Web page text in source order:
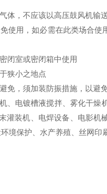
体，不应该以高压鼓风机输
使用，如必需在此类场合
闭室或密闭箱中使用
狭小之地点
免，须加装防振措施，以避
、电镀槽液搅拌、雾化干燥
装机、电焊设备、电影机
境保护、水产养殖、丝网印